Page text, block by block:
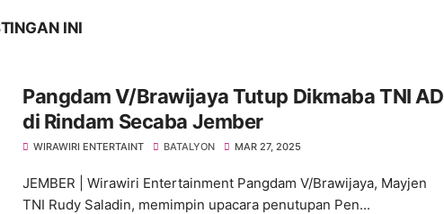
INI
Pangdam V/Brawijaya Tutup Dikmaba TNI AD
di Rindam Secaba Jember
WIRAWIRI ENTERTAINT BATALYON MAR 27, 2025
JEMBER | Wirawiri Entertainment Pangdam V/Brawijaya, Mayjen
TNI Rudy Saladin, memimpin upacara penutupan Pen...